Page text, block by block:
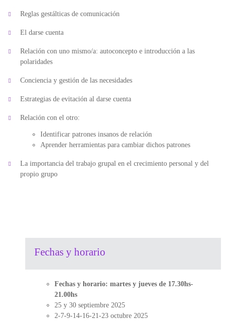
Reglas gestálticas de comunicación
El darse cuenta
Relación con uno mismo/a: autoconcepto e introducción a las
polaridades
Conciencia y gestión de las necesidades
Estrategias de evitación al darse cuenta
Relación con el otro:
Identificar patrones insanos de relación
Aprender herramientas para cambiar dichos patrones
La importancia del trabajo grupal en el crecimiento personal y del
propio grupo
Fechas y horario
Fechas y horario: martes y jueves de 17.30hs-
21.00hs
25 y 30 septiembre 2025
2-7-9-14-16-21-23 octubre 2025